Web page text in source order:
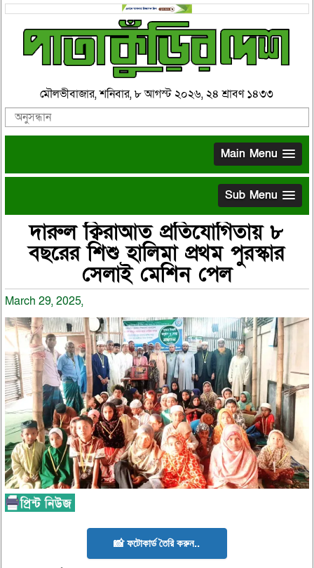
মৌলভীবাজার, শনিবার, ৮ আগস্ট ২০২৬, ২৪ শ্রাবণ ১৪৩৩
Main Menu
Sub Menu
দারুল ক্বিরাআত প্রতিযোগিতায় ৮
বছরের শিশু হালিমা প্রথম পুরস্কার
সেলাই মেশিন পেল
March 29, 2025,
📸 ফটোকার্ড তৈরি করুন..